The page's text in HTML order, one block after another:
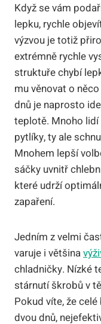
Když se vám
lepku, rychle
výzvou je totiž
extrémně rychle
struktuře chybí
mu věnovat o
dnů je naprosto
teplotě. Mnoho
pytlíky, ty ale
Mnohem lepší
sáčky uvnitř
které udrží
zapaření.
Jedním z velmi
varuje i většina
chladničky. Nízké
stárnutí škrobů v
Pokud víte, že
dvou dnů,